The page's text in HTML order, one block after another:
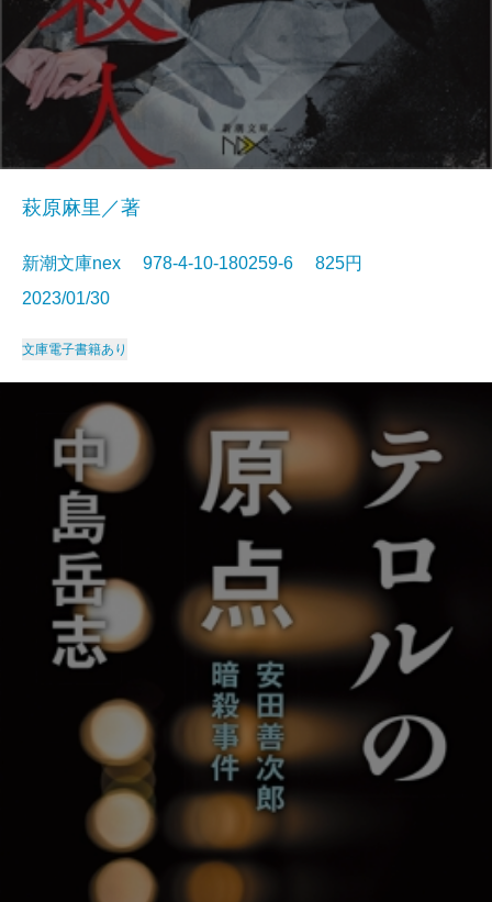
萩原麻里／著
新潮文庫nex 978-4-10-180259-6 825円
2023/01/30
文庫電子書籍あり